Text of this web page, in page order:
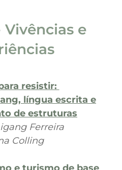
e
resistir:
língua escrita e
de estruturas
Ferreira
Colling